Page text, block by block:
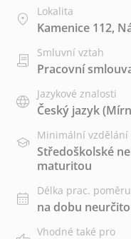
Lokalita
Kamenice 112,
Smluvní vztah
Pracovní
Jazykové znalosti
Český jazyk
Minimální vzdělání
Středoškolské
maturitou
Délka prac. poměru
na dobu
Vhodné také pro